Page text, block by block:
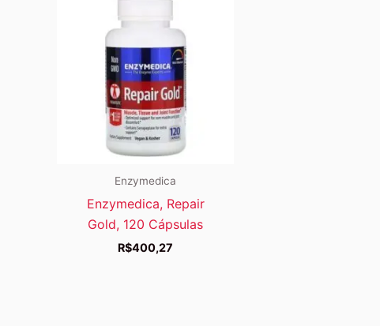
Enzymedica
Enzymedica, Repair
Gold, 120 Cápsulas
R$400,27